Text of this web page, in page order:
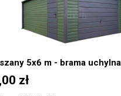
5x6 m - brama
zł